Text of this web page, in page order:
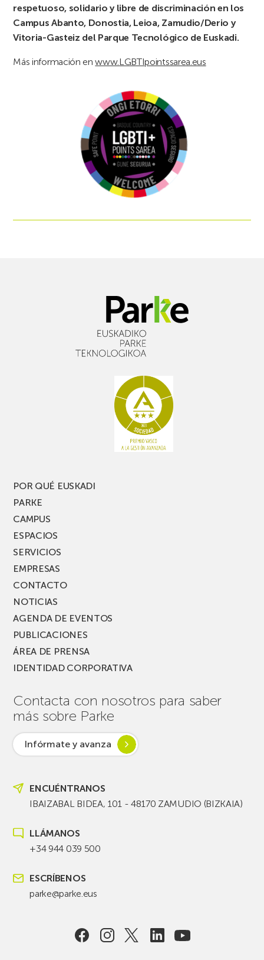
respetuoso, solidario y libre de discriminación en los
Campus Abanto, Donostia, Leioa, Zamudio/Derio y
Vitoria-Gasteiz del Parque Tecnológico de Euskadi.
Más información enwww.LGBTIpointssarea.eus
POR QUÉ EUSKADI
PARKE
CAMPUS
ESPACIOS
SERVICIOS
EMPRESAS
CONTACTO
NOTICIAS
AGENDA DE EVENTOS
PUBLICACIONES
ÁREA DE PRENSA
IDENTIDAD CORPORATIVA
Contacta con nosotros para saber
más sobre Parke
Infórmate y avanza
ENCUÉNTRANOS
IBAIZABAL BIDEA, 101 - 48170 ZAMUDIO (BIZKAIA)
LLÁMANOS
+34 944 039 500
ESCRÍBENOS
parke@parke.eus